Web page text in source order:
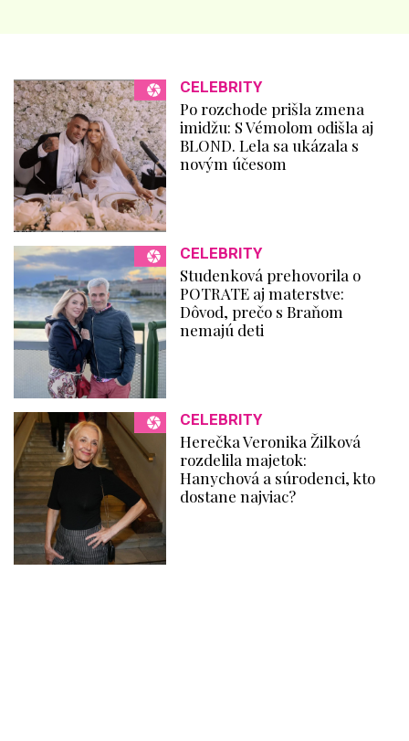
CELEBRITY
Po rozchode prišla zmena
imidžu: S Vémolom odišla aj
BLOND. Lela sa ukázala s
novým účesom
CELEBRITY
Studenková prehovorila o
POTRATE aj materstve:
Dôvod, prečo s Braňom
nemajú deti
CELEBRITY
Herečka Veronika Žilková
rozdelila majetok:
Hanychová a súrodenci, kto
dostane najviac?